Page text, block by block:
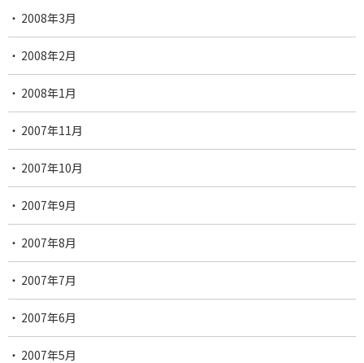
2008年3月
2008年2月
2008年1月
2007年11月
2007年10月
2007年9月
2007年8月
2007年7月
2007年6月
2007年5月